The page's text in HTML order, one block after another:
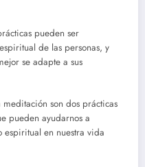
pueden ser
de las personas, y
se adapte a sus
son dos prácticas
pueden ayudarnos a
espiritual en nuestra vida